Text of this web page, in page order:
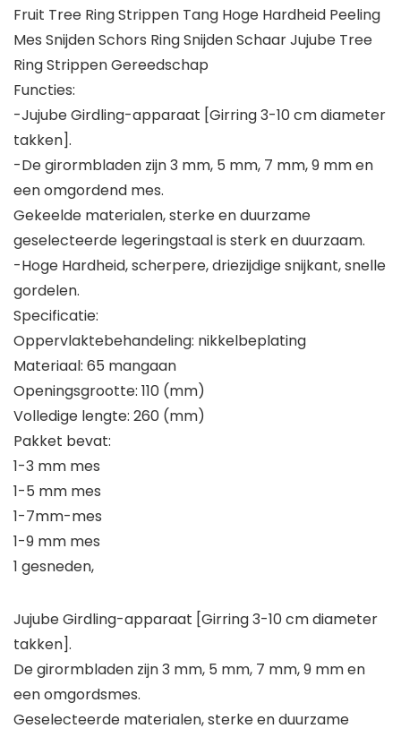
Fruit Tree Ring Strippen Tang Hoge Hardheid Peeling
Mes Snijden Schors Ring Snijden Schaar Jujube Tree
Ring Strippen Gereedschap
Functies:
-Jujube Girdling-apparaat [Girring 3-10 cm diameter
takken].
-De girormbladen zijn 3 mm, 5 mm, 7 mm, 9 mm en
een omgordend mes.
Gekeelde materialen, sterke en duurzame
geselecteerde legeringstaal is sterk en duurzaam.
-Hoge Hardheid, scherpere, driezijdige snijkant, snelle
gordelen.
Specificatie:
Oppervlaktebehandeling: nikkelbeplating
Materiaal: 65 mangaan
Openingsgrootte: 110 (mm)
Volledige lengte: 260 (mm)
Pakket bevat:
1-3 mm mes
1-5 mm mes
1-7mm-mes
1-9 mm mes
1 gesneden,
Jujube Girdling-apparaat [Girring 3-10 cm diameter
takken].
De girormbladen zijn 3 mm, 5 mm, 7 mm, 9 mm en
een omgordsmes.
Geselecteerde materialen, sterke en duurzame